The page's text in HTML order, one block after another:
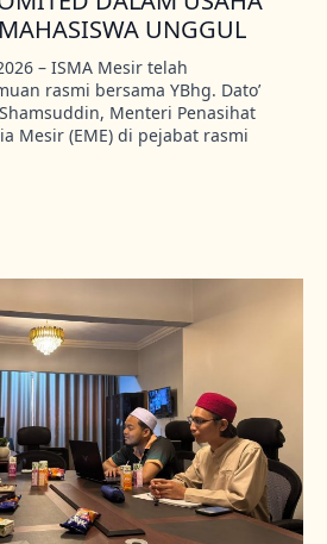
UNGGUL
– ISMA Mesir telah
rasmi bersama YBhg. Dato’
Menteri Penasihat
Mesir (EME) di pejabat rasmi